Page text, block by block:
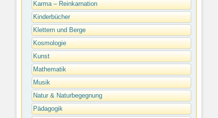
Karma – Reinkarnation
Kinderbücher
Klettern und Berge
Kosmologie
Kunst
Mathematik
Musik
Natur & Naturbegegnung
Pädagogik